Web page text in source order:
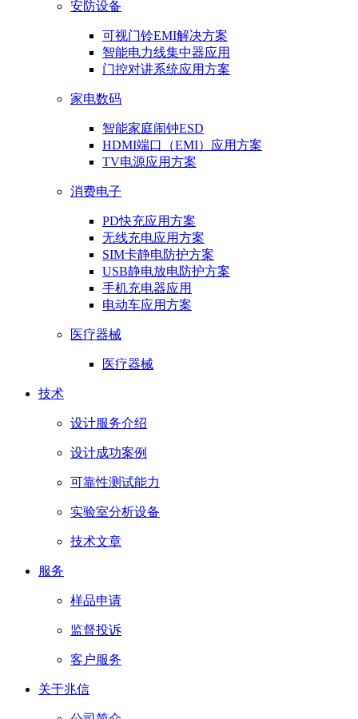
安防设备
可视门铃EMI解决方案
智能电力线集中器应用
门控对讲系统应用方案
家电数码
智能家庭闹钟ESD
HDMI端口（EMI）应用方案
TV电源应用方案
消费电子
PD快充应用方案
无线充电应用方案
SIM卡静电防护方案
USB静电放电防护方案
手机充电器应用
电动车应用方案
医疗器械
医疗器械
技术
设计服务介绍
设计成功案例
可靠性测试能力
实验室分析设备
技术文章
服务
样品申请
监督投诉
客户服务
关于兆信